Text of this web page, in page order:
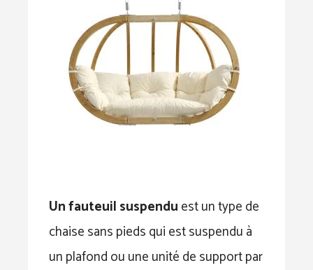
Un fauteuil suspenduest un type de
chaise sans pieds qui est suspendu à
un plafond ou une unité de support par